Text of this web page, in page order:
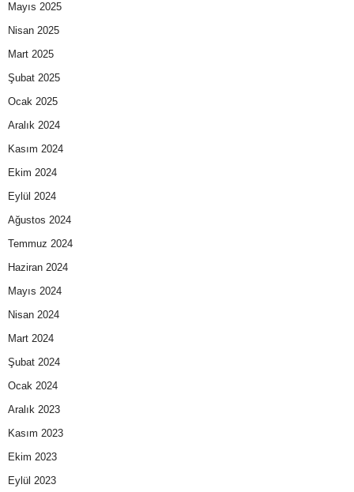
Mayıs 2025
Nisan 2025
Mart 2025
Şubat 2025
Ocak 2025
Aralık 2024
Kasım 2024
Ekim 2024
Eylül 2024
Ağustos 2024
Temmuz 2024
Haziran 2024
Mayıs 2024
Nisan 2024
Mart 2024
Şubat 2024
Ocak 2024
Aralık 2023
Kasım 2023
Ekim 2023
Eylül 2023